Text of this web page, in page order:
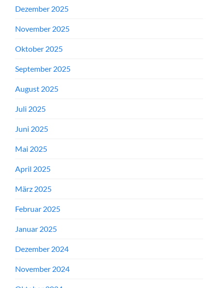
Dezember 2025
November 2025
Oktober 2025
September 2025
August 2025
Juli 2025
Juni 2025
Mai 2025
April 2025
März 2025
Februar 2025
Januar 2025
Dezember 2024
November 2024